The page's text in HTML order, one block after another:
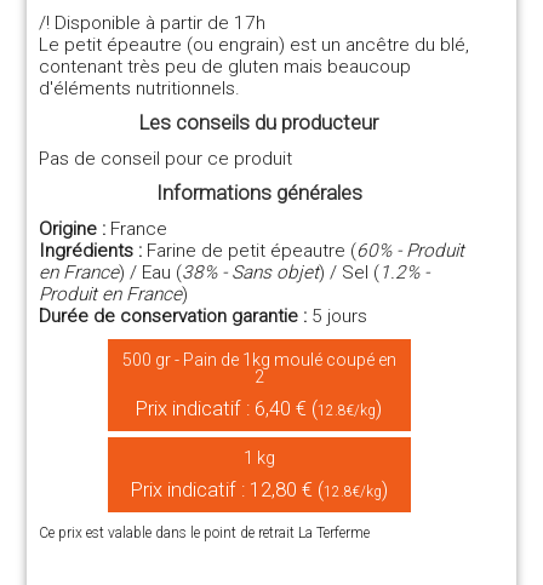
/! Disponible à partir de 17h
Le petit épeautre (ou engrain) est un ancêtre du blé,
contenant très peu de gluten mais beaucoup
d'éléments nutritionnels.
Les conseils du producteur
Pas de conseil pour ce produit
Informations générales
Origine : France
Ingrédients : Farine de petit épeautre (60% - Produit
en France) / Eau (38% - Sans objet) / Sel (1.2% -
Produit en France)
Durée de conservation garantie : 5 jours
500 gr - Pain de 1kg moulé coupé en
2
Prix indicatif : 6,40 € (12.8€/kg)
1 kg
Prix indicatif : 12,80 € (12.8€/kg)
Ce prix est valable dans le point de retrait La Terferme